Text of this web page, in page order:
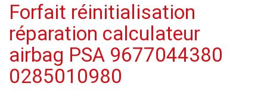
Forfait réinitialisation
réparation calculateur
airbag PSA 9677044380
0285010980